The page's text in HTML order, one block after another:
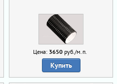
Цена: 3650руб./м.п.
Купить